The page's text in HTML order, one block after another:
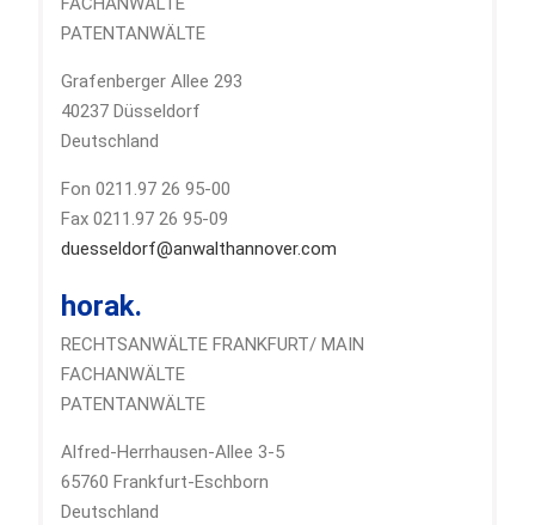
PATENTANWÄLTE
Grafenberger Allee 293
40237 Düsseldorf
Deutschland
Fon 0211.97 26 95-00
Fax 0211.97 26 95-09
duesseldorf@anwalthannover.com
horak.
RECHTSANWÄLTE FRANKFURT/ MAIN
FACHANWÄLTE
PATENTANWÄLTE
Alfred-Herrhausen-Allee 3-5
65760 Frankfurt-Eschborn
Deutschland